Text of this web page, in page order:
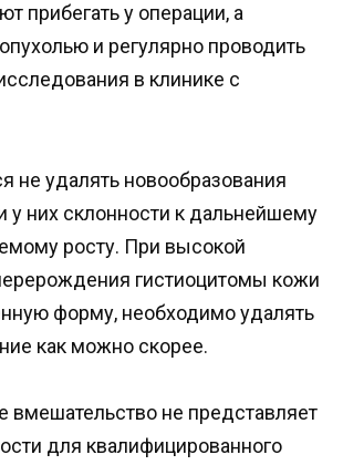
прибегать у операции, а
и регулярно проводить
в клинике с
не удалять новообразования
у них склонности к дальнейшему
росту. При высокой
гистиоцитомы кожи
форму, необходимо удалять
как можно скорее.
вмешательство не представляет
для квалифицированного